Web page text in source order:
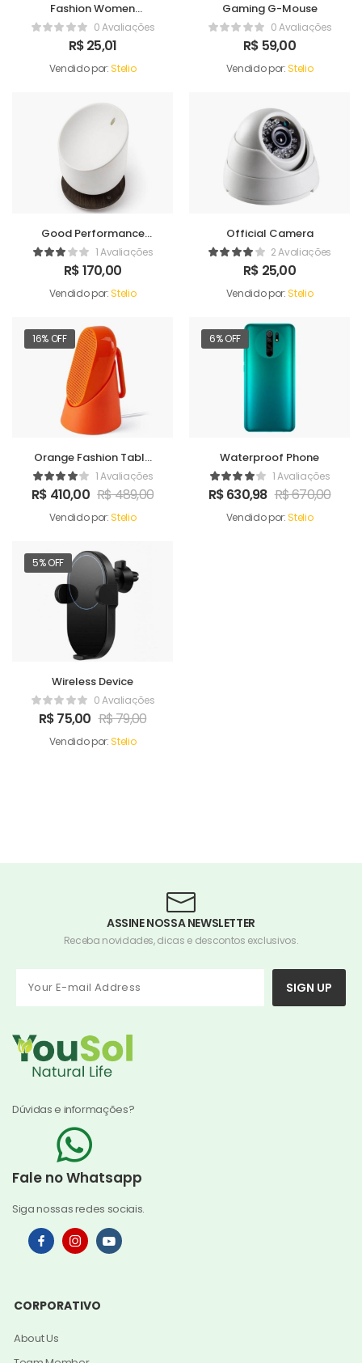
Fashion Women
Handbag0 Avaliações
R$25,01
Vendido por:Stelio
Gaming G-Mouse
0 Avaliações
R$ 59,00
Vendido por:Stelio
Good Performance
Humidifer1 Avaliações
R$170,00
Vendido por:Stelio
Official Camera
2 Avaliações
R$ 25,00
Vendido por:Stelio
16% OFF
Orange Fashion Table
Sound Maker
1 Avaliações
R$ 410,00 R$489,00
Vendido por:Stelio
6% OFF
Waterproof Phone
1 Avaliações
R$630,98 R$670,00
Vendido por:Stelio
5% OFF
Wireless Device
0 Avaliações
R$75,00 R$79,00
Vendido por:Stelio
ASSINE NOSSA NEWSLETTER
Receba novidades, dicas e descontos exclusivos.
SIGN UP
Dúvidas e informações?
Fale no Whatsapp
Siga nossas redes sociais.
CORPORATIVO
About Us